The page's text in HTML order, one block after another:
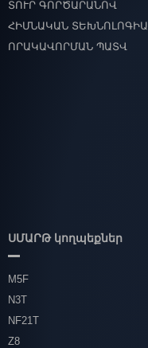
ՏՈՒՐ ԳՈՐԾԱՐԱՆՈՎ
ՀԻՄՆԱԿԱՆ ՏԵԽՆՈԼՈԳԻԱ
ՈՐԱԿԱՎՈՐՄԱՆ ՊԱՏՎ
ՍՄԱՐԹ կողպեքներ
M5F
N3T
NF21T
Z8